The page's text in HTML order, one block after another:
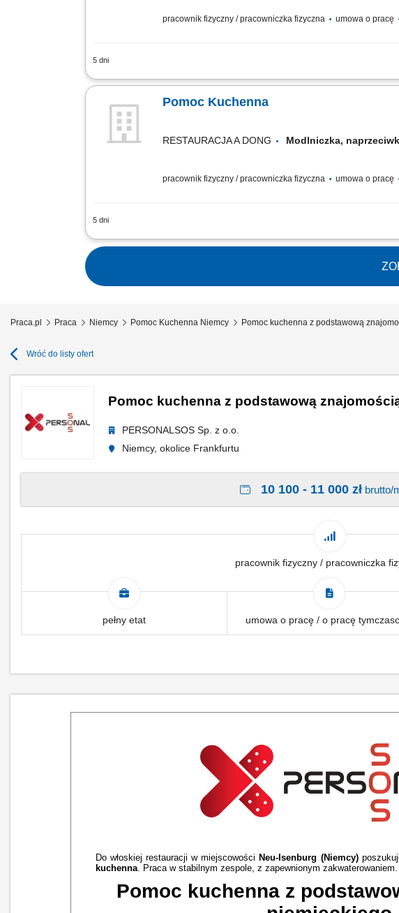
pracownik fizyczny / pracowniczka fizyczna umowa o pracę
5 dni
Zakres obowiązków: Dbanie o czystość zastawy stołowej
Pomoc Kuchenna
RESTAURACJA A DONG Modlniczka,
pracownik fizyczny / pracowniczka fizyczna umowa o pracę
5 dni
Mycie naczyń, sprzętu kuchennego oraz utrzymywanie
Praca.pl Praca Niemcy Pomoc Kuchenna Niemcy Pomoc kuchenna z podstawową
Wróć do listy ofert
Pomoc kuchenna z podstawową
PERSONALSOS Sp. z o.o.
Niemcy, okolice Frankfurtu
10 100 - 11 000 zł brutto/
pracownik fizyczny / pracowniczka
pełny etat umowa o pracę / o pracę
Do włoskiej restauracji w miejscowości Neu-Isenburg (Niemcy)
kuchenna. Praca w stabilnym zespole, z zapewnionym zakwaterowaniem.
Pomoc kuchenna z